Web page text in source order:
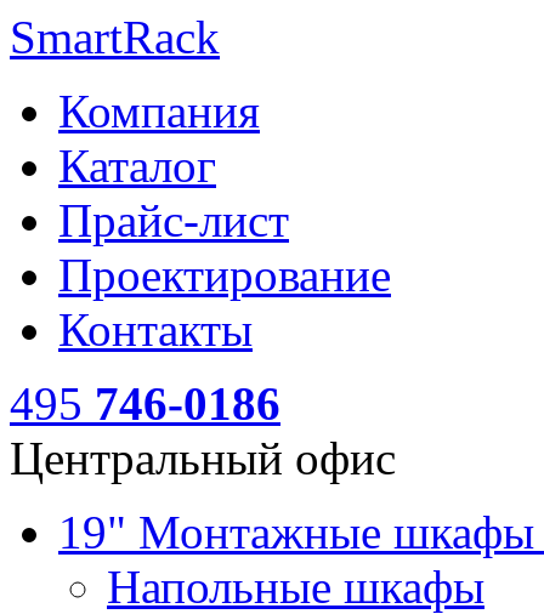
SmartRack
Компания
Каталог
Прайс-лист
Проектирование
Контакты
495 746-0186
Центральный офис
19" Монтажные
Напольные шкафы